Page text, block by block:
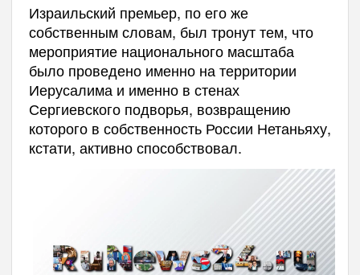
Израильский премьер, по его же
собственным словам, был тронут тем, что
мероприятие национального масштаба
было проведено именно на территории
Иерусалима и именно в стенах
Сергиевского подворья, возвращению
которого в собственность России Нетаньяху,
кстати, активно способствовал.